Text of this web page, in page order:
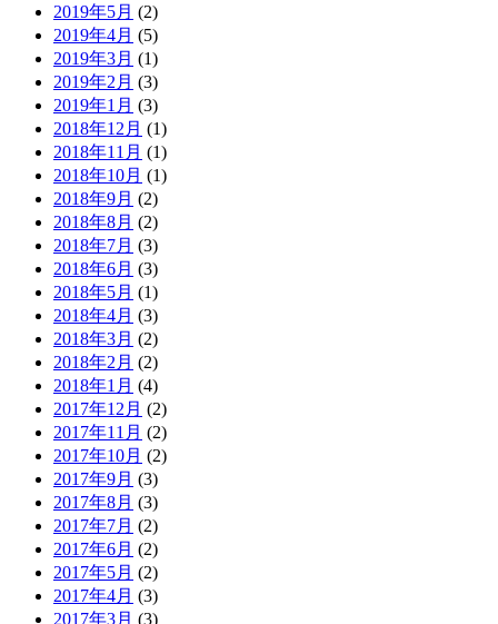
2019年5月 (2)
2019年4月 (5)
2019年3月 (1)
2019年2月 (3)
2019年1月 (3)
2018年12月 (1)
2018年11月 (1)
2018年10月 (1)
2018年9月 (2)
2018年8月 (2)
2018年7月 (3)
2018年6月 (3)
2018年5月 (1)
2018年4月 (3)
2018年3月 (2)
2018年2月 (2)
2018年1月 (4)
2017年12月 (2)
2017年11月 (2)
2017年10月 (2)
2017年9月 (3)
2017年8月 (3)
2017年7月 (2)
2017年6月 (2)
2017年5月 (2)
2017年4月 (3)
2017年3月 (3)